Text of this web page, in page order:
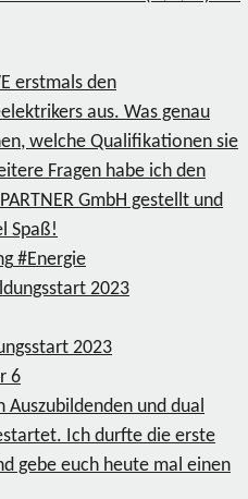
erstmals den
aus. Was genau
welche Qualifikationen sie
Fragen habe ich den
GmbH gestellt und
Spaß!
#Energie
2023
6
Auszubildenden und dual
Ich durfte die erste
gebe euch heute mal einen